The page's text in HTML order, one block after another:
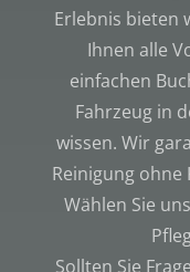
Erlebnis bieten
Ihnen alle
einfachen
Fahrzeug in
wissen. Wir
Reinigung
Wählen Sie
Sollten Sie